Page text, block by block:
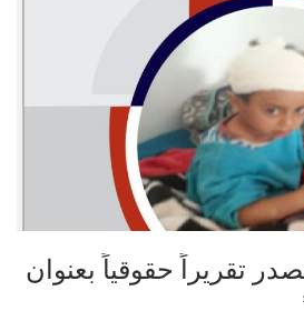
تقريراً حقوقياً بعنوان